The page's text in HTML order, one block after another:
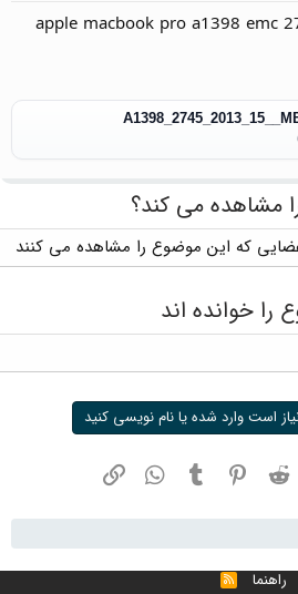
apple macbook pro a1398 emc
مشاهده می کند؟
را خوانده اند
است وارد شده یا نام نویسی کنید
توییتر ردیت پینترستتامبلر واتسپ
راهنما خوراک